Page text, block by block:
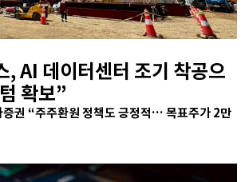
, AI 데이터센터 조기 착공으
확보”
권 “주주환원 정책도 긍정적… 목표주가 2만